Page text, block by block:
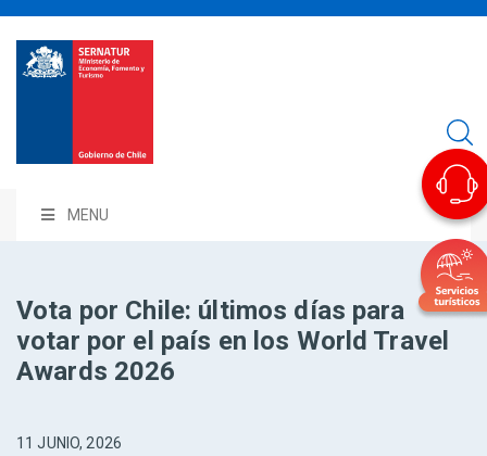
MENU
Vota por Chile: últimos días para
votar por el país en los World Travel
Awards 2026
11 JUNIO, 2026